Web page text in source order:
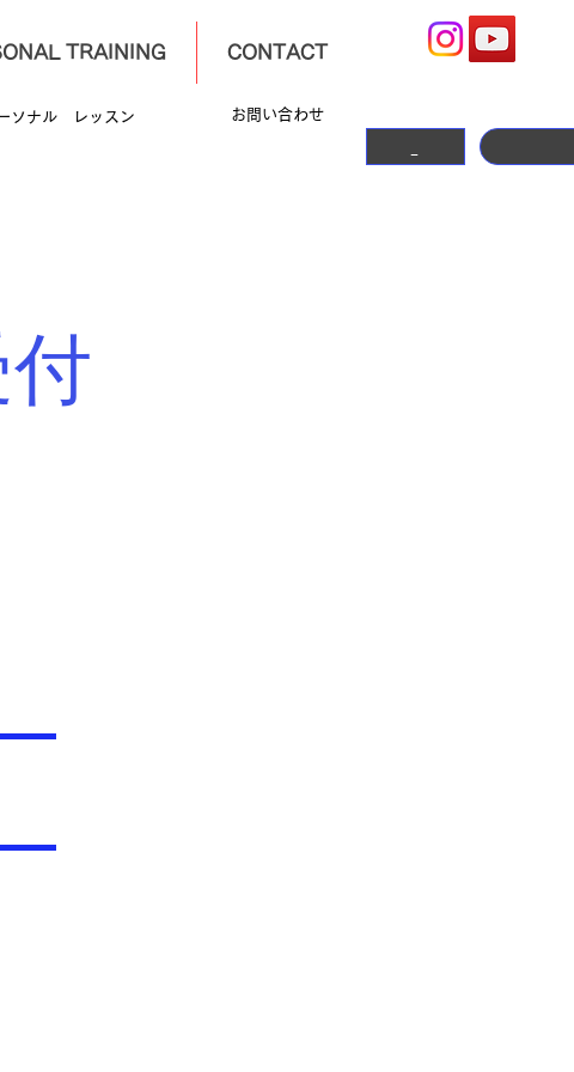
TRAINING CONTACT
ソナル レッスン ​お問い合わせ